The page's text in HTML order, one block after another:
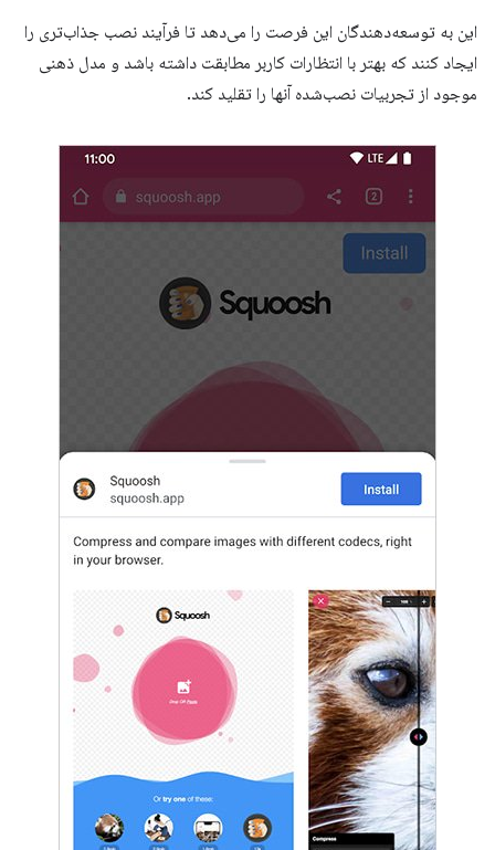
این به توسعه‌دهندگان این فرصت را می‌دهد تا فرآیند نصب جذاب‌تری را
ایجاد کنند که بهتر با انتظارات کاربر مطابقت داشته باشد و مدل ذهنی
موجود از تجربیات نصب‌شده آنها را تقلید کند.